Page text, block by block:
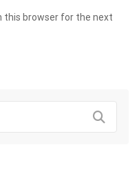
this browser for the next